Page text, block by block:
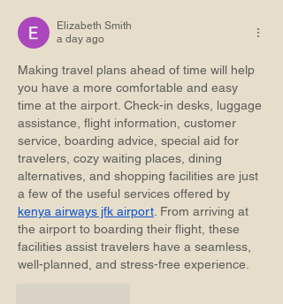
Elizabeth Smith
a day ago
Making travel plans ahead of time will help
you have a more comfortable and easy
time at the airport. Check-in desks, luggage
assistance, flight information, customer
service, boarding advice, special aid for
travelers, cozy waiting places, dining
alternatives, and shopping facilities are just
a few of the useful services offered by
kenya airways jfk airport . From arriving at
the airport to boarding their flight, these
facilities assist travelers have a seamless,
well-planned, and stress-free experience.